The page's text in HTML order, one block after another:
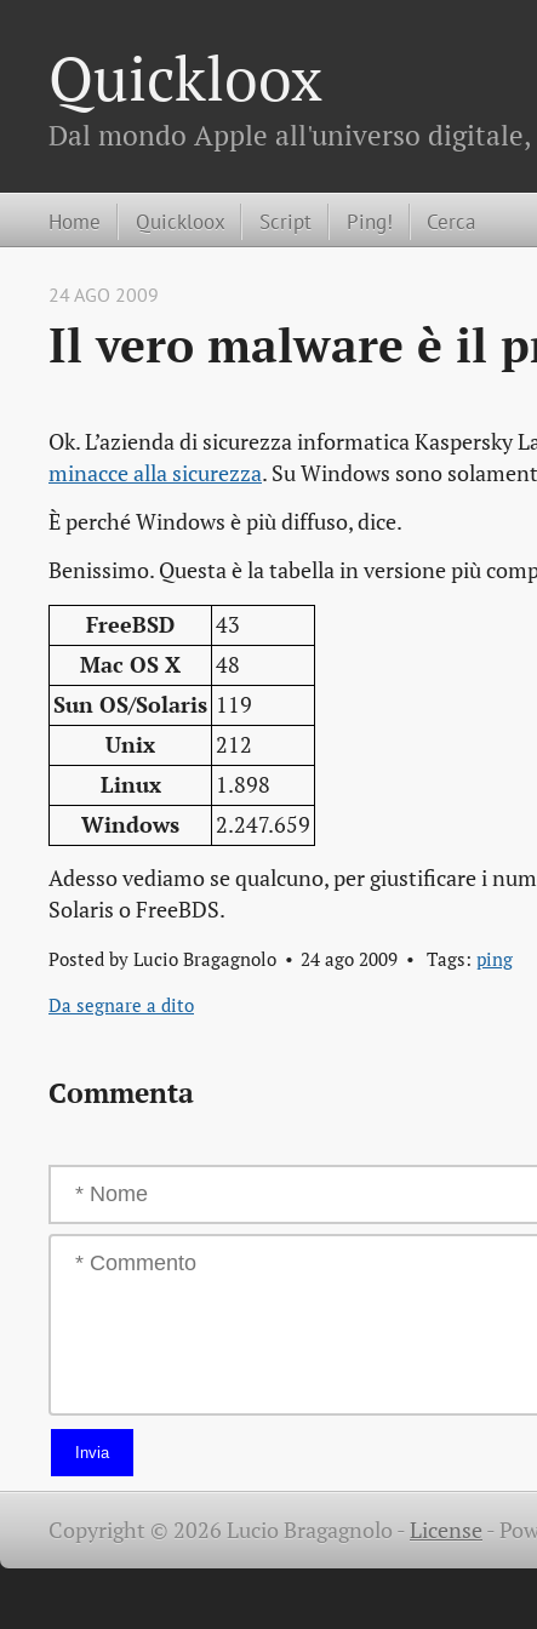
Quickloox
Dal mondo Apple all'universo
Home Quickloox Script Ping! Cerca
24 AGO 2009
Il vero malware è il
Ok. L’azienda di sicurezza informatica Kaspersky
minacce alla sicurezza. Su Windows sono
È perché Windows è più diffuso, dice.
Benissimo. Questa è la tabella in versione più
FreeBSD
43
Mac OS X
48
Sun OS/Solaris 119
Unix
212
Linux
1.898
Windows
2.247.659
Adesso vediamo se qualcuno, per giustificare i
Solaris o FreeBDS.
Posted by Lucio Bragagnolo 24 ago 2009 Tags: ping
Da segnare a dito
Commenta
Invia
Copyright © 2026 Lucio Bragagnolo -License -